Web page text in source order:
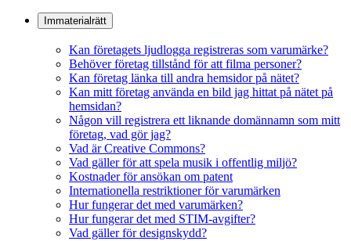
Immaterialrätt
Kan företagets ljudlogga registreras som varumärke?
Behöver företag tillstånd för att filma personer?
Kan företag länka till andra hemsidor på nätet?
Kan mitt företag använda en bild jag hittat på nätet på
hemsidan?
Någon vill registrera ett liknande domännamn som mitt
företag, vad gör jag?
Vad är Creative Commons?
Vad gäller för att spela musik i offentlig miljö?
Kostnader för ansökan om patent
Internationella restriktioner för varumärken
Hur fungerar det med varumärken?
Hur fungerar det med STIM-avgifter?
Vad gäller för designskydd?